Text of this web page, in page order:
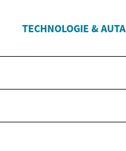
TECHNOLOGIE & AUTA